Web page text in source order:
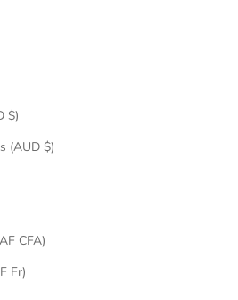
Christmas Island (AUD $)
Cocos (Keeling) Islands (AUD $)
Congo - Brazzaville (XAF CFA)
Congo - Kinshasa (CDF Fr)